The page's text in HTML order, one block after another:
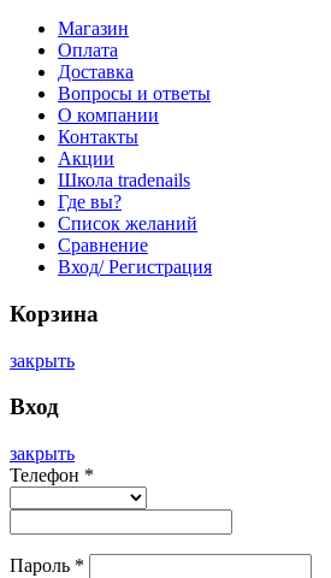
Магазин
Оплата
Доставка
Вопросы и ответы
О компании
Контакты
Акции
Школа tradenails
Где вы?
Список желаний
Сравнение
Вход/ Регистрация
Корзина
закрыть
Вход
закрыть
Телефон *
Пароль *